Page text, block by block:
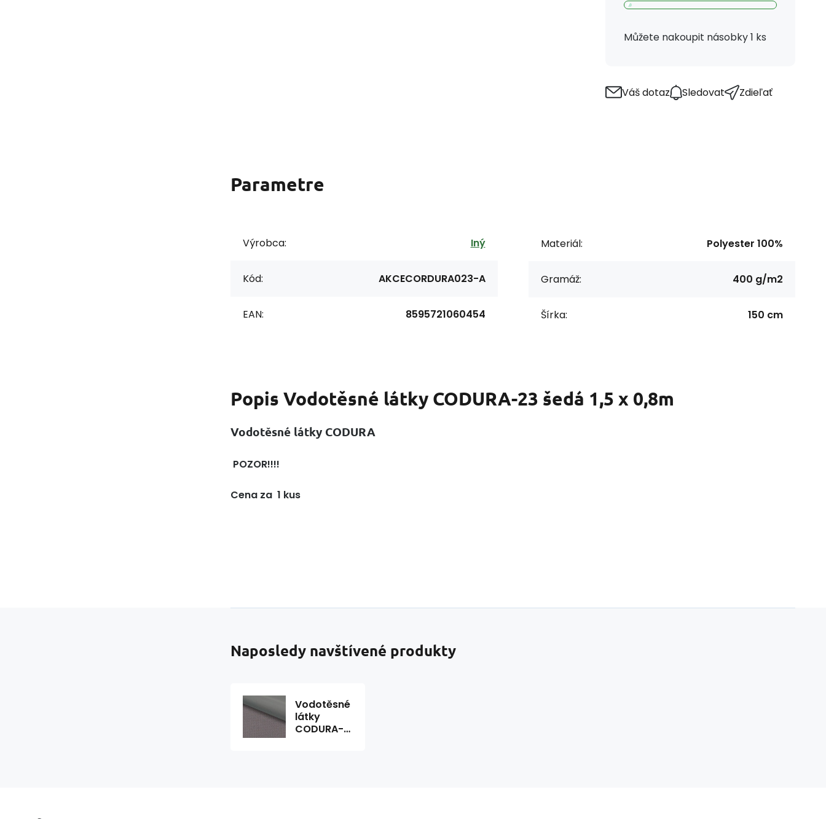
Můžete nakoupit násobky 1 ks
Váš dotaz Sledovat Zdieľať
Parametre
Výrobca: Iný
Kód: AKCECORDURA023-A
EAN: 8595721060454
Materiál: Polyester 100%
Gramáž: 400 g/m2
Šírka: 150 cm
Popis Vodotěsné látky CODURA-23 šedá 1,5 x 0,8m
Vodotěsné látky CODURA
POZOR!!!!
Cena za 1 kus
Naposledy navštívené produkty
Vodotěsné
látky
CODURA-